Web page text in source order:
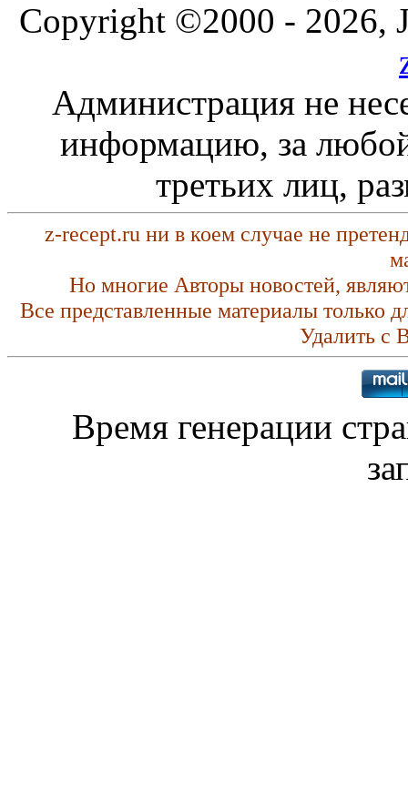
Copyright ©2000 - 2026,
Администрация не
информацию, за любой
третьих лиц,
z-recept.ru ни в коем случае не
Но многие Авторы новостей,
Все представленные материалы только
Удалить с
Время генерации